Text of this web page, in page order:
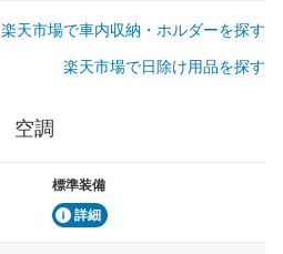
楽天市場で車内収納・ホルダーを探す
楽天市場で日除け用品を探す
空調
標準装備
詳細